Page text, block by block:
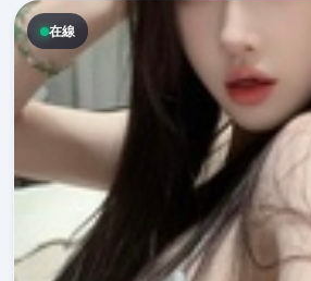
在線